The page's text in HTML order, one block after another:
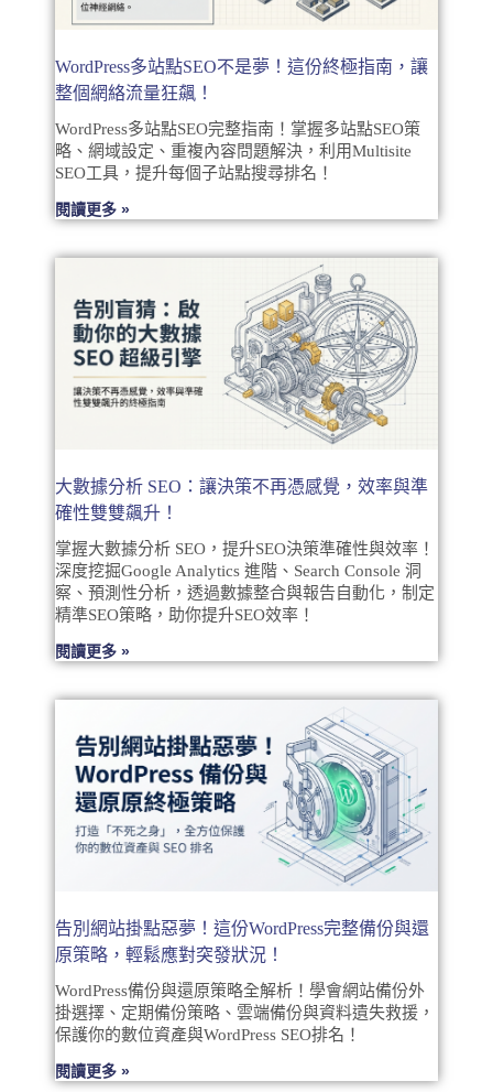
WordPress多站點SEO不是夢！這份終極指南，讓
整個網絡流量狂飆！
WordPress多站點SEO完整指南！掌握多站點SEO策
略、網域設定、重複內容問題解決，利用Multisite
SEO工具，提升每個子站點搜尋排名！
閱讀更多 »
大數據分析 SEO：讓決策不再憑感覺，效率與準
確性雙雙飆升！
掌握大數據分析 SEO，提升SEO決策準確性與效率！
深度挖掘Google Analytics 進階、Search Console 洞
察、預測性分析，透過數據整合與報告自動化，制定
精準SEO策略，助你提升SEO效率！
閱讀更多 »
告別網站掛點惡夢！這份WordPress完整備份與還
原策略，輕鬆應對突發狀況！
WordPress備份與還原策略全解析！學會網站備份外
掛選擇、定期備份策略、雲端備份與資料遺失救援，
保護你的數位資產與WordPress SEO排名！
閱讀更多 »